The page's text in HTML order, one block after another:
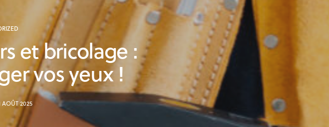
et bricolage :
vos yeux !
AOÛT 2025